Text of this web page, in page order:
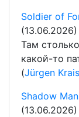
Soldier of
(13.06.2026)
Там
какой-то
(Jürgen
Shadow
(13.06.2026)